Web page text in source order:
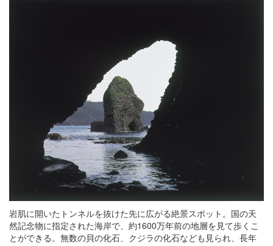
岩肌に開いたトンネルを抜けた先に広がる絶景スポット。国の天
然記念物に指定された海岸で、約1600万年前の地層を見て歩くこ
とができる。無数の貝の化石、クジラの化石なども見られ、長年